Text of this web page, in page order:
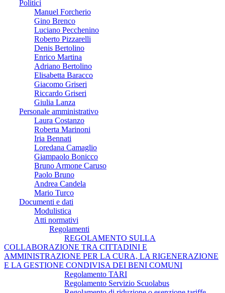
Politici
Manuel Forcherio
Gino Brenco
Luciano Pecchenino
Roberto Pizzarelli
Denis Bertolino
Enrico Martina
Adriano Bertolino
Elisabetta Baracco
Giacomo Griseri
Riccardo Griseri
Giulia Lanza
Personale amministrativo
Laura Costanzo
Roberta Marinoni
Iria Bennati
Loredana Camaglio
Giampaolo Bonicco
Bruno Armone Caruso
Paolo Bruno
Andrea Candela
Mario Turco
Documenti e dati
Modulistica
Atti normativi
Regolamenti
REGOLAMENTO SULLA
COLLABORAZIONE TRA CITTADINI E
AMMINISTRAZIONE PER LA CURA, LA RIGENERAZIONE
E LA GESTIONE CONDIVISA DEI BENI COMUNI
Regolamento TARI
Regolamento Servizio Scuolabus